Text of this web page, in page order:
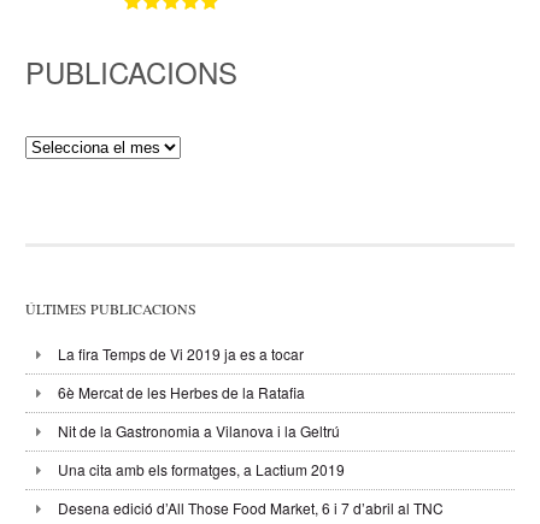
PUBLICACIONS
Publicacions
ÚLTIMES PUBLICACIONS
La fira Temps de Vi 2019 ja es a tocar
6è Mercat de les Herbes de la Ratafia
Nit de la Gastronomia a Vilanova i la Geltrú
Una cita amb els formatges, a Lactium 2019
Desena edició d’All Those Food Market, 6 i 7 d’abril al TNC